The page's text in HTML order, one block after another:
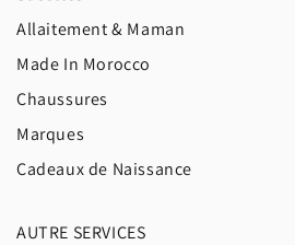
Allaitement & Maman
Made In Morocco
Chaussures
Marques
Cadeaux de Naissance
AUTRE SERVICES